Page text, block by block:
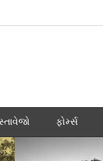
ફોર્મ્સ